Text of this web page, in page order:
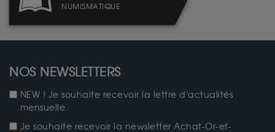
NUMISMATIQUE
NOS NEWSLETTERS
NEW ! Je souhaite recevoir la lettre d'actualités
mensuelle.
Je souhaite recevoir la newsletter Achat-Or-et-